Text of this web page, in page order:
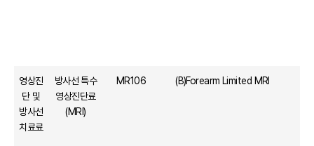
영상진
단 및
방사선
치료료
방사선 특수
영상진단료
(MRI)
MR106 (B)Forearm Limited MRI